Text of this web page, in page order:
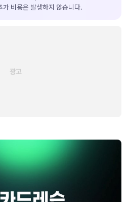
비용은 발생하지 않습니다.